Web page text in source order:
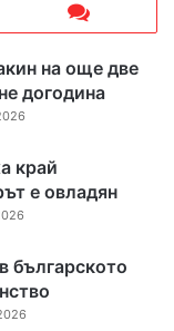
на още две
догодина
край
е овладян
българското